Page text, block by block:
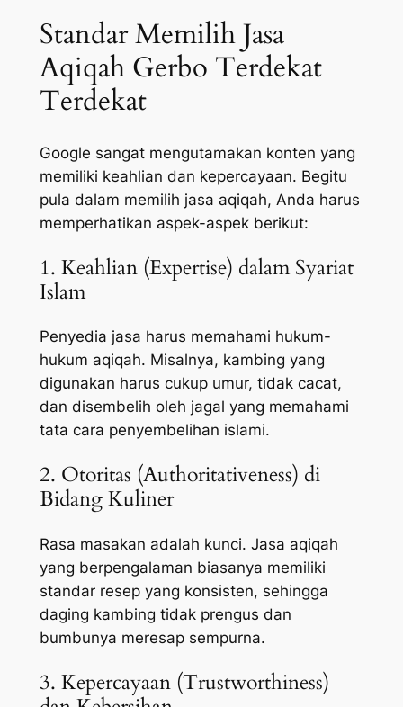
Standar Memilih Jasa
Aqiqah Gerbo Terdekat
Terdekat
Google sangat mengutamakan konten yang
memiliki keahlian dan kepercayaan. Begitu
pula dalam memilih jasa aqiqah, Anda harus
memperhatikan aspek-aspek berikut:
1. Keahlian (Expertise) dalam Syariat
Islam
Penyedia jasa harus memahami hukum-
hukum aqiqah. Misalnya, kambing yang
digunakan harus cukup umur, tidak cacat,
dan disembelih oleh jagal yang memahami
tata cara penyembelihan islami.
2. Otoritas (Authoritativeness) di
Bidang Kuliner
Rasa masakan adalah kunci. Jasa aqiqah
yang berpengalaman biasanya memiliki
standar resep yang konsisten, sehingga
daging kambing tidak prengus dan
bumbunya meresap sempurna.
3. Kepercayaan (Trustworthiness)